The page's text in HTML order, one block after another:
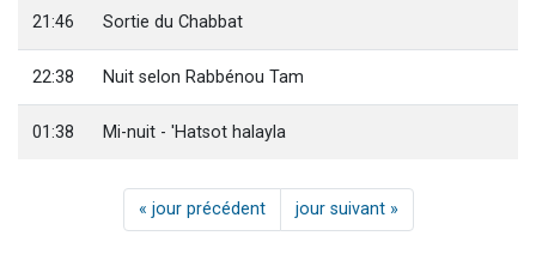
21:46 Sortie du Chabbat
22:38 Nuit selon Rabbénou Tam
01:38 Mi-nuit - 'Hatsot halayla
« jour précédent jour suivant »